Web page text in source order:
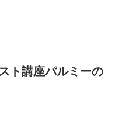
ト講座パルミーの